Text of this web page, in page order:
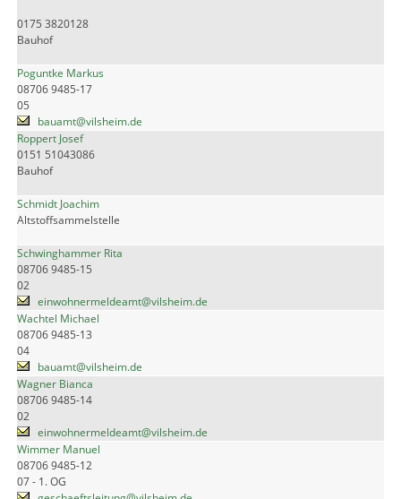
0175 3820128
Bauhof
Poguntke Markus
08706 9485-17
05
bauamt@vilsheim.de
Roppert Josef
0151 51043086
Bauhof
Schmidt Joachim
Altstoffsammelstelle
Schwinghammer Rita
08706 9485-15
02
einwohnermeldeamt@vilsheim.de
Wachtel Michael
08706 9485-13
04
bauamt@vilsheim.de
Wagner Bianca
08706 9485-14
02
einwohnermeldeamt@vilsheim.de
Wimmer Manuel
08706 9485-12
07 - 1. OG